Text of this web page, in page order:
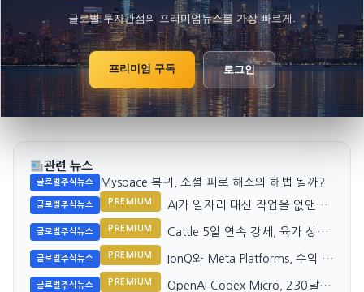
글로벌 투자관점의 프리미엄뉴스를 가장 빠르게.
프리미엄 구독 로그인
관련 뉴스
글로벌주식뉴스 Myspace 복귀, 소셜 피로 해소의 해법 될까?
글로벌주식뉴스 PREMIUM
AI가 일자리 대신 작업을 없앤다:
글로벌주식뉴스 PREMIUM
Cattle 5일 연속 강세, 육가 상승
글로벌주식뉴스 PREMIUM
IonQ와 Meta Platforms, 수익 성
글로벌주식뉴스 PREMIUM
OpenAI Codex Micro, 230달러